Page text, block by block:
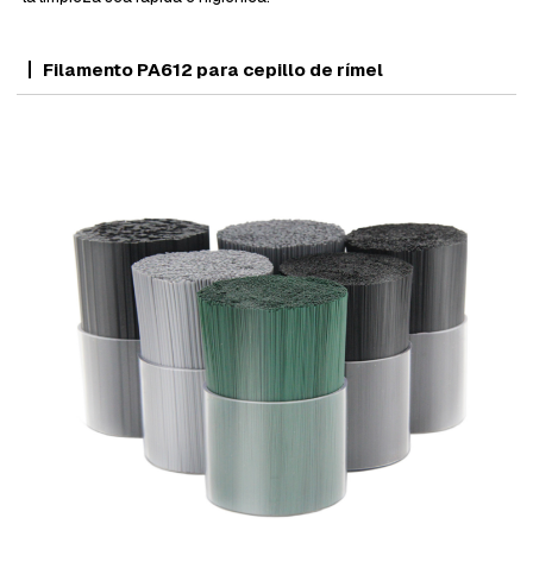
Filamento PA612 para cepillo de rímel